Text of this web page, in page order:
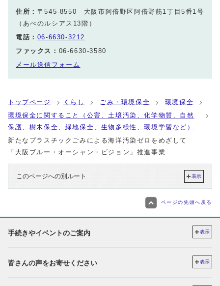
住所： 〒545-8550 大阪市阿倍野区阿倍野筋1丁目5番1号
（あべのルシアス13階）
電話： 06-6630-3212
ファックス： 06-6630-3580
メール送信フォーム
トップページ くらし ごみ・環境保全
環境保全
環境保全に関すること（公害、土壌汚染、化学物質、自然
保護、樹木保全、緑地保全、生物多様性、環境学習など）
新たなプラスチックごみによる海洋汚染ゼロをめざして
「大阪ブルー・オーシャン・ビジョン」推進事業
このページへの別ルート 表示
ページの先頭へ戻る
手続きやイベントのご案内 表示
皆さんの声をお寄せください 表示